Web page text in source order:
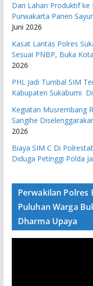
Dari Lahan Produktif ke
Purwakarta Panen
Juni 2026
Kasat Lantas Polres
Sesuai PNBP, Buka
2026
PHL Jadi Tumbal SIM
Kabupaten Sukabumi
Kegiatan Musrembang
Sangihe
2026
Biaya SIM C Di
Diduga Petinggi Polda
Perwakilan Polres
Puluhan Warga
Dharma Upaya